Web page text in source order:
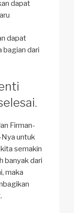
dapat
dapat
dari
Firman-
untuk
semakin
banyak dari
maka